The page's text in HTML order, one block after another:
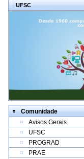
UFSC
Comunidade
Avisos Gerais
UFSC
PROGRAD
PRAE